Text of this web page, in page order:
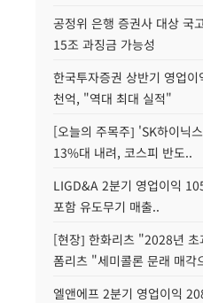
공정위 은행 증권사 대상 국
15조 과징금 가능성
한국투자증권 상반기 영업
천억, "역대 최대 실적"
[오늘의 주목주] 'SK하이닉
13%대 내려, 코스피 반도..
LIGD&A 2분기 영업이익
포함 유도무기 매출..
[현장] 한화리츠 "2028년
폼리츠 "세미콜론 문래 매각
엘앤에프 2분기 영업이익